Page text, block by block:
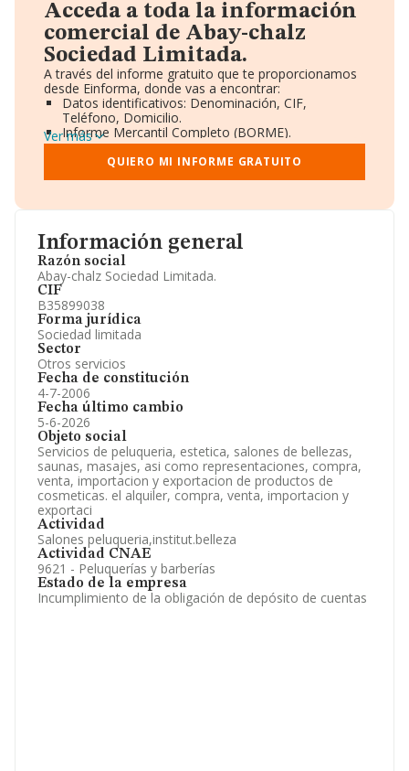
Información general
Razón social
Abay-chalz Sociedad Limitada.
CIF
B35899038
Forma jurídica
Sociedad limitada
Sector
Otros servicios
Fecha de constitución
4-7-2006
Fecha último cambio
5-6-2026
Objeto social
Servicios de peluqueria, estetica, salones de bellezas,
saunas, masajes, asi como representaciones, compra,
venta, importacion y exportacion de productos de
cosmeticas. el alquiler, compra, venta, importacion y
exportaci
Actividad
Salones peluqueria,institut.belleza
Actividad CNAE
9621 - Peluquerías y barberías
Estado de la empresa
Incumplimiento de la obligación de depósito de cuentas
Acceda a toda la información
comercial de Abay-chalz
Sociedad Limitada.
A través del informe gratuito que te proporcionamos
desde Einforma, donde vas a encontrar:
Datos identificativos: Denominación, CIF,
Teléfono, Domicilio.
Informe Mercantil Completo (BORME).
Gráficos de Evolución Ventas y Empleados.
Consejo de Administración y Administradores.
Directivos y Ejecutivos.
Información oficial y registral complementaria.
Ver más
QUIERO MI INFORME GRATUITO